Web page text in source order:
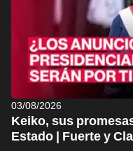
03/08/2026
Keiko, sus
Estado | Fuerte y